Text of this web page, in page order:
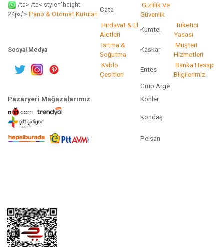
/td> /td< style="height:
24px;"> Pano & Otomat Kutuları
Cata
Gizlilik Ve
Güvenlik
Hırdavat & El
Aletleri
Kumtel
Tüketici
Yasası
Sosyal Medya
Isıtma &
Soğutma
Kaşkar
Müşteri
Hizmetleri
Kablo
Çeşitleri
Entes
Banka Hesap
Bilgilerimiz
Grup Arge
Pazaryeri Mağazalarımız
Köhler
Kondaş
Pelsan